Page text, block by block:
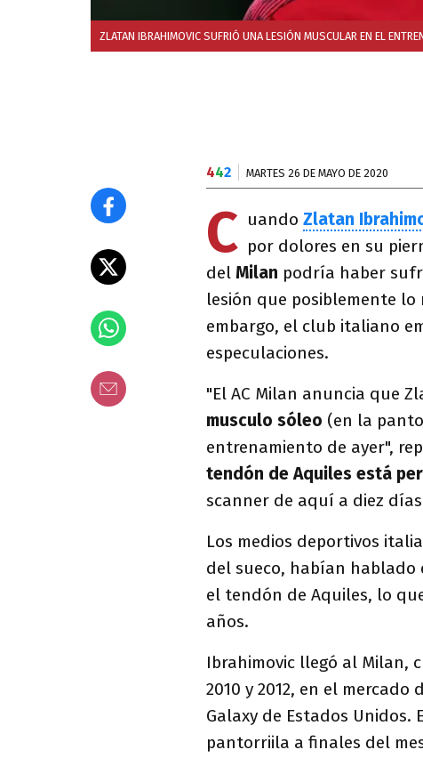
ZLATAN IBRAHIMOVIC SUFRIÓ UNA LESIÓN MUSCULAR EN EL
442 MARTES 26 DE MAYO DE 2020
C uando Zlatan
por dolores en su
del Milan podría haber
lesión que posiblemente
embargo, el club italiano
especulaciones.
"El AC Milan anuncia que
musculo sóleo (en la
entrenamiento de ayer",
tendón de Aquiles está
scanner de aquí a diez
Los medios deportivos
del sueco, habían
el tendón de Aquiles, lo
años.
Ibrahimovic llegó al Milan,
2010 y 2012, en el
Galaxy de Estados Unidos.
pantorriila a finales del